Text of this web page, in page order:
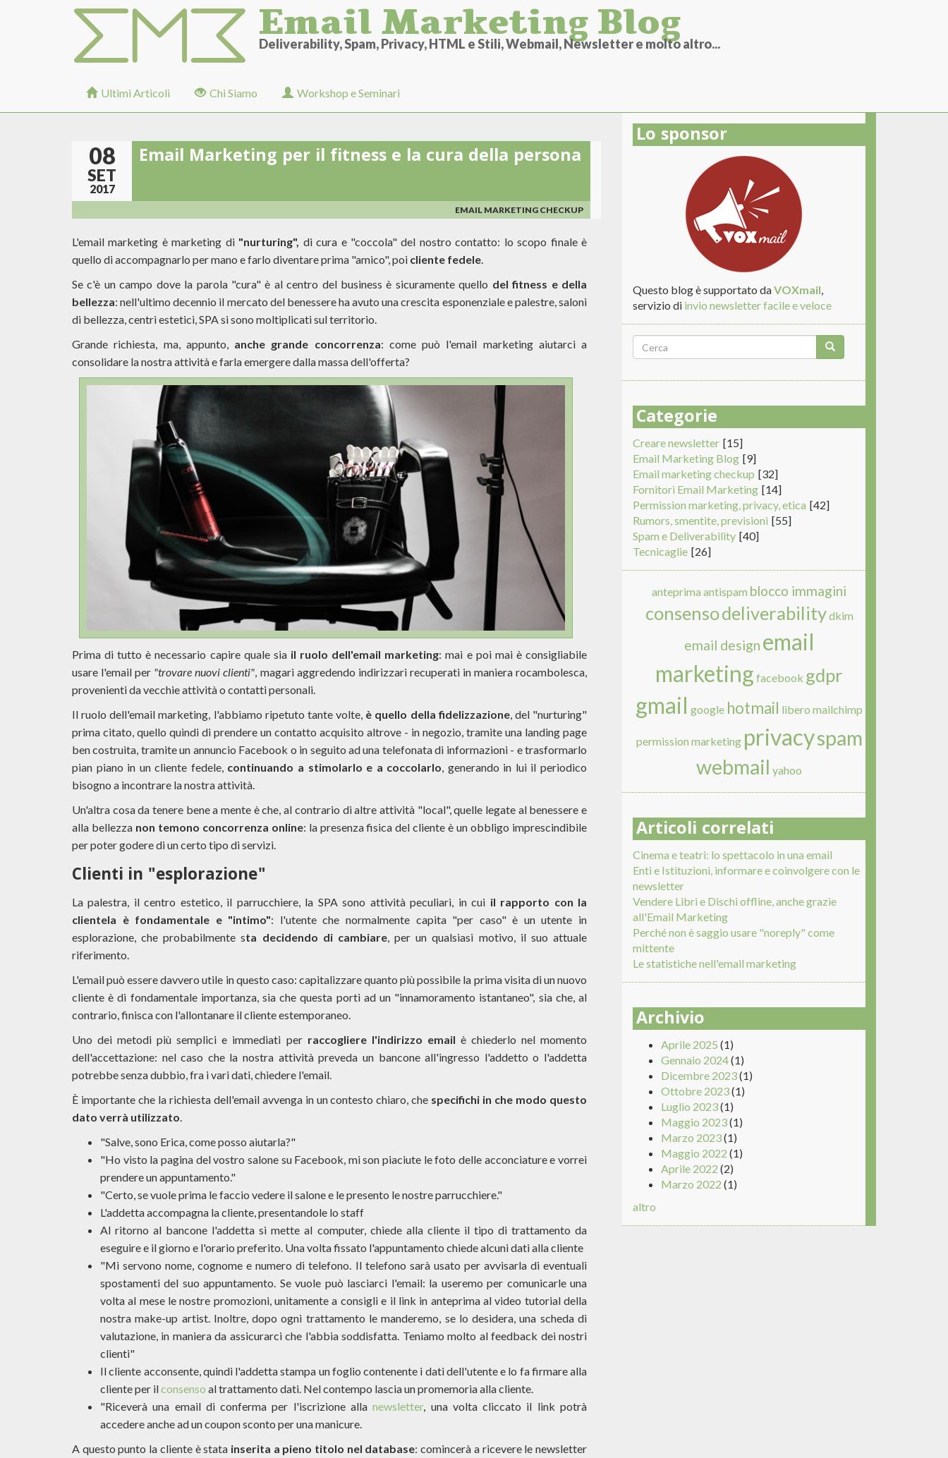
Email Marketing Blog
Deliverability, Spam, Privacy, HTML e Stili, Webmail, Newsletter e molto altro...
Ultimi Articoli Chi Siamo Workshop e Seminari
08
SET
2017
Email Marketing per il fitness e la cura della persona
EMAIL MARKETING CHECKUP
L'email marketing è marketing di"nurturing", di cura e "coccola" del nostro contatto: lo scopo finale è
quello di accompagnarlo per mano e farlo diventare prima "amico", poi cliente fedele.
Se c'è un campo dove la parola "cura" è al centro del business è sicuramente quello del fitness e della
bellezza: nell'ultimo decennio il mercato del benessere ha avuto una crescita esponenziale e palestre, saloni
di bellezza, centri estetici, SPA si sono moltiplicati sul territorio.
Grande richiesta, ma, appunto, anche grande concorrenza: come può l'email marketing aiutarci a
consolidare la nostra attività e farla emergere dalla massa dell'offerta?
Prima di tutto è necessario capire quale sia il ruolo dell'email marketing: mai e poi mai è consigliabile
usare l'email per "trovare nuovi clienti" , magari aggredendo indirizzari recuperati in maniera rocambolesca,
provenienti da vecchie attività o contatti personali.
Il ruolo dell'email marketing, l'abbiamo ripetuto tante volte, è quello della fidelizzazione, del "nurturing"
prima citato, quello quindi di prendere un contatto acquisito altrove - in negozio, tramite una landing page
ben costruita, tramite un annuncio Facebook o in seguito ad una telefonata di informazioni - e trasformarlo
pian piano in un cliente fedele, continuando a stimolarlo e a coccolarlo , generando in lui il periodico
bisogno a incontrare la nostra attività.
Un'altra cosa da tenere bene a mente è che, al contrario di altre attività "local", quelle legate al benessere e
alla bellezzanon temono concorrenza online: la presenza fisica del cliente è un obbligo imprescindibile
per poter godere di un certo tipo di servizi.
Clienti in "esplorazione"
La palestra, il centro estetico, il parrucchiere, la SPA sono attività peculiari, in cui il rapporto con la
clientela è fondamentale e "intimo": l'utente che normalmente capita "per caso" è un utente in
esplorazione, che probabilmente sta decidendo di cambiare, per un qualsiasi motivo, il suo attuale
riferimento.
L'email può essere davvero utile in questo caso: capitalizzare quanto più possibile la prima visita di un nuovo
cliente è di fondamentale importanza, sia che questa porti ad un "innamoramento istantaneo", sia che, al
contrario, finisca con l'allontanare il cliente estemporaneo.
Uno dei metodi più semplici e immediati per raccogliere l'indirizzo email è chiederlo nel momento
dell'accettazione: nel caso che la nostra attività preveda un bancone all'ingresso l'addetto o l'addetta
potrebbe senza dubbio, fra i vari dati, chiedere l'email.
È importante che la richiesta dell'email avvenga in un contesto chiaro, che specifichi in che modo questo
dato verrà utilizzato
"Salve, sono Erica, come posso aiutarla?"
"Ho visto la pagina del vostro salone su Facebook, mi son piaciute le foto delle acconciature e vorrei
prendere un appuntamento."
"Certo, se vuole prima le faccio vedere il salone e le presento le nostre parrucchiere."
L'addetta accompagna la cliente, presentandole lo staff
Al ritorno al bancone l'addetta si mette al computer, chiede alla cliente il tipo di trattamento da
eseguire e il giorno e l'orario preferito. Una volta fissato l'appuntamento chiede alcuni dati alla cliente
"Mi servono nome, cognome e numero di telefono. Il telefono sarà usato per avvisarla di eventuali
spostamenti del suo appuntamento. Se vuole può lasciarci l'email: la useremo per comunicarle una
volta al mese le nostre promozioni, unitamente a consigli e il link in anteprima al video tutorial della
nostra make-up artist. Inoltre, dopo ogni trattamento le manderemo, se lo desidera, una scheda di
valutazione, in maniera da assicurarci che l'abbia soddisfatta. Teniamo molto al feedback dei nostri
clienti"
Il cliente acconsente, quindi l'addetta stampa un foglio contenente i dati dell'utente e lo fa firmare alla
cliente per ilconsenso al trattamento dati. Nel contempo lascia un promemoria alla cliente.
"Riceverà una email di conferma per l'iscrizione allanewsletter, una volta cliccato il link potrà
accedere anche ad un coupon sconto per una manicure.
A questo punto la cliente è stata inserita a pieno titolo nel database: comincerà a ricevere le newsletter
Lo sponsor
Questo blog è supportato daVOXmail,
servizio di invio newsletter facile e veloce
Form
di
ricerca
Categorie
Creare newsletter [15]
Email Marketing Blog [9]
Email marketing checkup [32]
Fornitori Email Marketing [14]
Permission marketing, privacy, etica [42]
Rumors, smentite, previsioni [55]
Spam e Deliverability [40]
Tecnicaglie [26]
anteprima antispam blocco immagini
consensodeliverabilitydkim
email design email
marketing facebook gdpr
gmail google hotmail libero mailchimp
permission marketing privacyspam
webmail yahoo
Articoli correlati
Cinema e teatri: lo spettacolo in una email
Enti e Istituzioni, informare e coinvolgere con le
newsletter
Vendere Libri e Dischi offline, anche grazie
all'Email Marketing
Perché non è saggio usare "noreply" come
mittente
Le statistiche nell'email marketing
Archivio
Aprile 2025 (1)
Gennaio 2024(1)
Dicembre 2023(1)
Ottobre 2023(1)
Luglio 2023(1)
Maggio 2023(1)
Marzo 2023(1)
Maggio 2022 (1)
Aprile 2022 (2)
Marzo 2022 (1)
altro